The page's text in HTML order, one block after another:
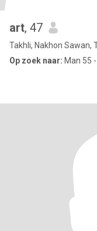
art, 47
Takhli, Nakhon Sawan,
Op zoek naar: Man 55